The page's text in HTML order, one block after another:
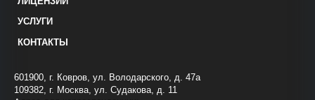
УСЛУГИ
КОНТАКТЫ
601900, г. Ковров, ул. Володарского, д. 47а
109382, г. Москва, ул. Судакова, д. 11